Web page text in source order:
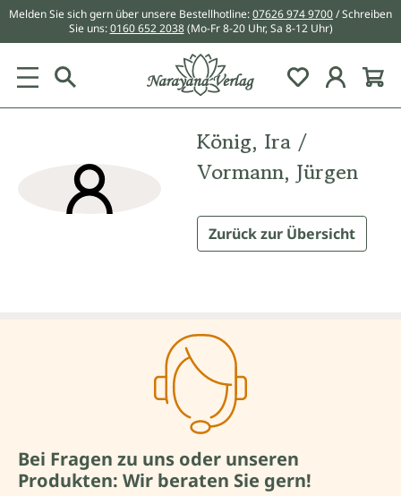
springen
Melden Sie sich gern über unsere Bestellhotline:07626 974 9700/ Schreiben
Sie uns:0160 652 2038 (Mo-Fr 8-20 Uhr, Sa 8-12 Uhr)
Du hast 0
König, Ira /
Vormann, Jürgen
Zurück zur Übersicht
Bei Fragen zu uns oder unseren
Produkten: Wir beraten Sie gern!